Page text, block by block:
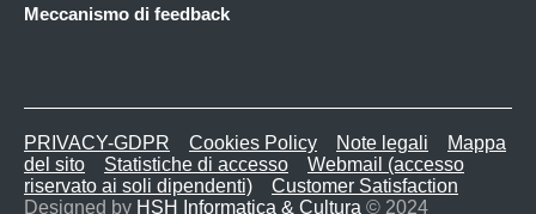
Meccanismo di feedback
PRIVACY-GDPR Cookies Policy Note legali
Mappa
del sito
Statistiche di accesso
Webmail (accesso
riservato ai soli dipendenti)
Customer Satisfaction
Designed by HSH Informatica & Cultura © 2024